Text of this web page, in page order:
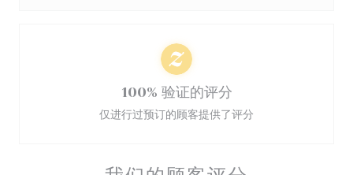
100% 验证的评分
仅进行过预订的顾客提供了评分